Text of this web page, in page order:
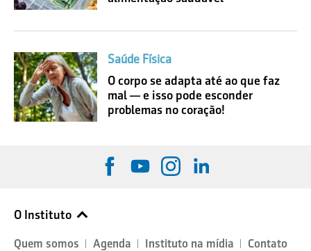
Saúde Física
O corpo se adapta até ao que faz
mal — e isso pode esconder
problemas no coração!
O Instituto
Quem somos Agenda Instituto na mídia
Contato